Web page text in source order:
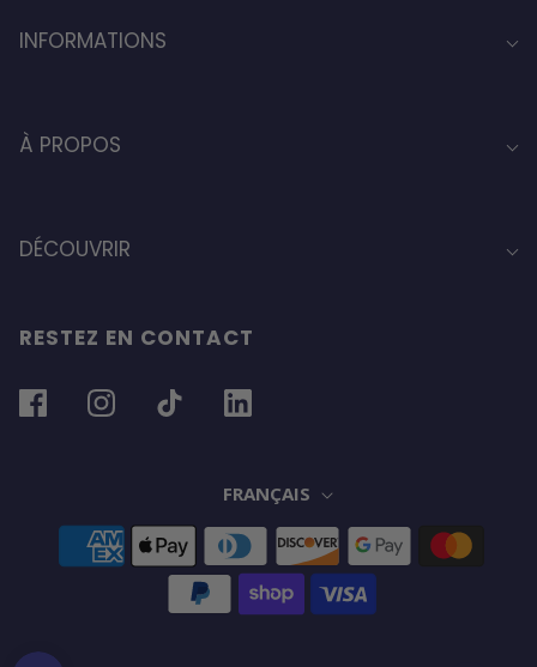
INFORMATIONS
À PROPOS
DÉCOUVRIR
RESTEZ EN CONTACT
FRANÇAIS